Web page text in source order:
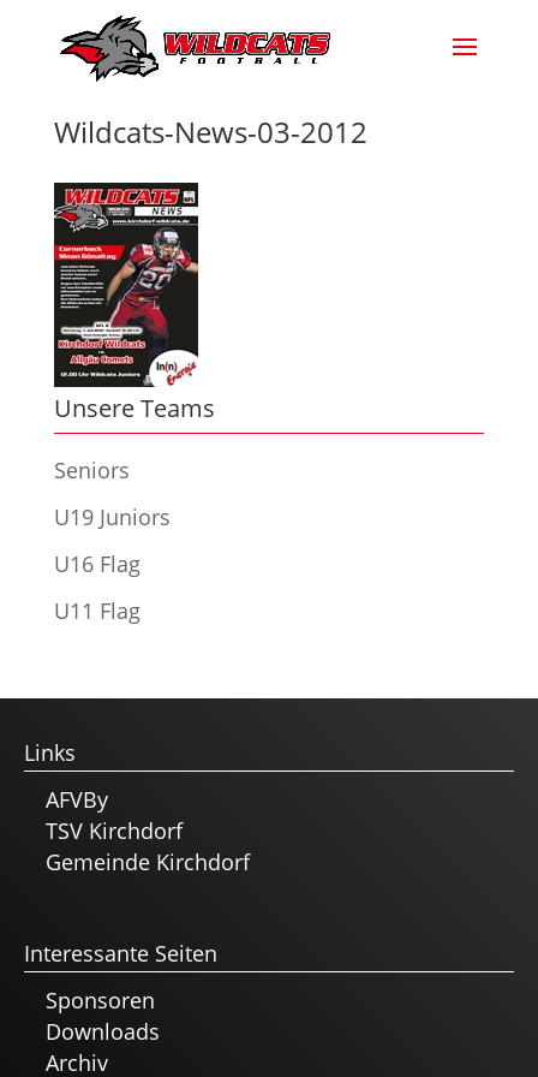
Wildcats-News-03-2012
Unsere Teams
Seniors
U19 Juniors
U16 Flag
U11 Flag
Links
AFVBy
TSV Kirchdorf
Gemeinde Kirchdorf
Interessante Seiten
Sponsoren
Downloads
Archiv